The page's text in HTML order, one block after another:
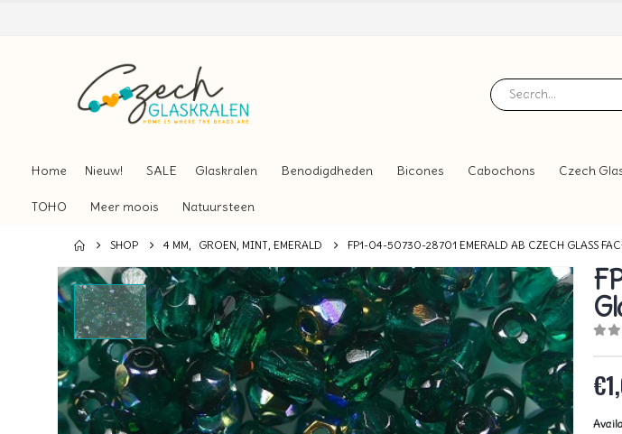
Home Nieuw! SALE Glaskralen Benodigdheden Bicones Cabochons Czech
TOHO Meer moois Natuursteen
SHOP 4 MM, GROEN, MINT, EMERALD FP1-04-50730-28701 EMERALD AB CZECH GLASS
€